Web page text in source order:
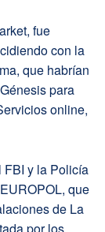
fue
con la
que habrían
para
online,
FBI y la Policía
que
de La
por los